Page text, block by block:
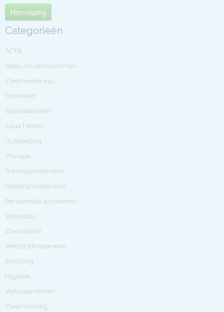
Herroeping
Categorieën
ACTIE
Baby- Peuterzwemmen
Zwemonderwijs
Snorkelen
Spelmaterialen
Aqua Fitness
Clubkleding
Therapie
Trainingsmaterialen
Reddingsmaterialen
Persoonlijke accessoires
Waterpolo
Zwemlijnen
Wedstrijdmaterialen
Inrichting
Hygiëne
Verkoopartikelen
Zwemkleding